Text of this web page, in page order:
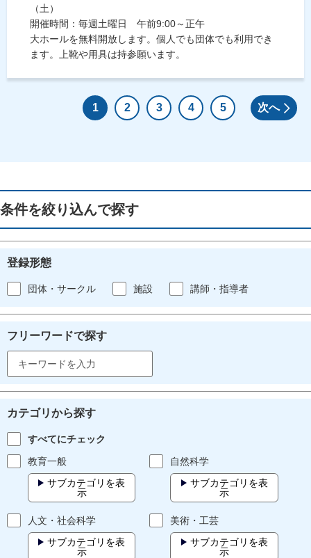
（土）
開催時間：毎週土曜日 午前9:00～正午
大ホールを無料開放します。個人でも団体でも利用でき
ます。上靴や用具は持参願います。
1 2 3 4 5 次へ
条件を絞り込んで探す
登録形態
団体・サークル 施設 講師・指導者
フリーワードで探す
カテゴリから探す
すべてにチェック
教育一般
サブカテゴリを表
示
自然科学
サブカテゴリを表
示
人文・社会科学
サブカテゴリを表
示
美術・工芸
サブカテゴリを表
示